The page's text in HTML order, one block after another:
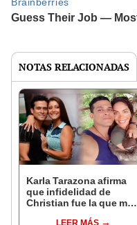
NOTAS RELACIONADAS
Karla Tarazona afirma
que infidelidad de
Christian fue la que más
LEER MÁS